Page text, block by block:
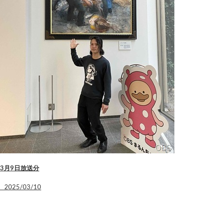
3月9日放送分
2025/03/10